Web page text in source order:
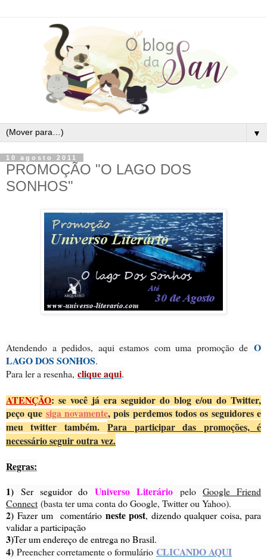
▼
10 agosto 2011
PROMOÇÃO "O LAGO DOS
SONHOS"
Atendendo a pedidos, aqui estamos com uma promoção de O
LAGO DOS SONHOS.
Para ler a resenha, clique aqui.
ATENÇÃO: se você já era seguidor do blog e/ou do Twitter,
peço quesiga novamente, pois perdemos todos os seguidores e
meu twitter também.Para participar das promoções, é
necessário seguir outra vez.
Regras:
1) Ser seguidor do Universo LiteráriopeloGoogle Friend
Connect (basta ter uma conta do Google, Twitter ou Yahoo).
2) Fazer um comentárioneste post, dizendo qualquer coisa, para
validar a participação
3)Ter um endereço de entrega no Brasil.
4) Preencher corretamente o formulário CLICANDO AQUI